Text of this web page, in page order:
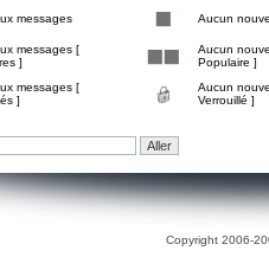
messages Aucun
messages [
]
Aucun
Populaire ]
messages [
]
Aucun
Verrouillé ]
Copyright 2006-